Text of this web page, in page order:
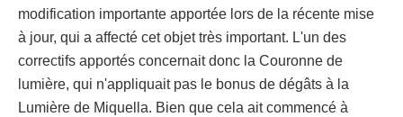
modification importante apportée lors de la récente mise
à jour, qui a affecté cet objet très important. L'un des
correctifs apportés concernait donc la Couronne de
lumière, qui n'appliquait pas le bonus de dégâts à la
Lumière de Miquella. Bien que cela ait commencé à